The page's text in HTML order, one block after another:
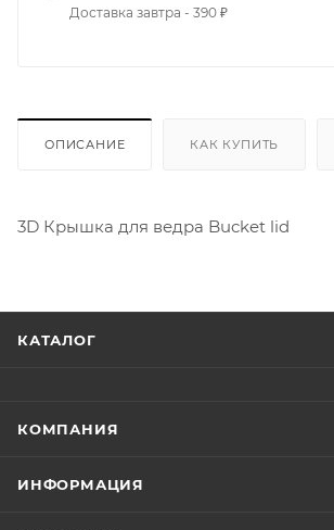
Доставка завтра - 390 ₽
ОПИСАНИЕ КАК КУПИТЬ
3D Крышка для ведра Bucket lid
КАТАЛОГ
КОМПАНИЯ
ИНФОРМАЦИЯ